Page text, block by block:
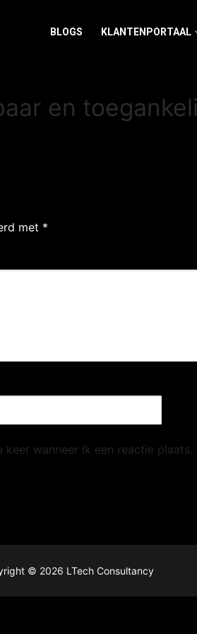
BLOGS KLANTENPORTAAL
en
met *
wanneer ik een reactie plaats.
© 2026 LTech Consultancy